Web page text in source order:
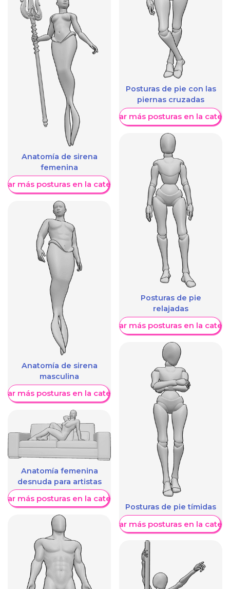
Anatomía de sirena
femenina
más posturas en la categoría
Anatomía de sirena
masculina
más posturas en la categoría
Anatomía femenina
desnuda para artistas
más posturas en la categoría
Posturas de pie con las
piernas cruzadas
Mostrar más posturas en la
Posturas de pie
relajadas
Mostrar más posturas en la
Posturas de pie tímidas
Mostrar más posturas en la